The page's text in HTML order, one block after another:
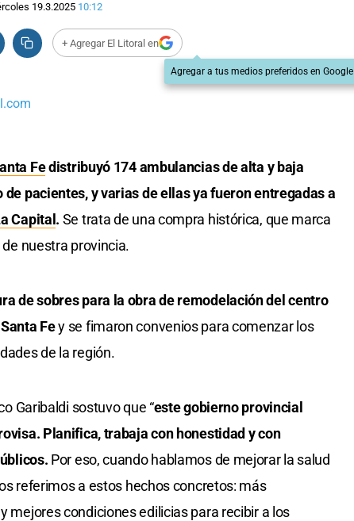
19.3.2025 10:12
+ Agregar El Litoral en
Agregar a tus medios preferidos en Google
Fedistribuyó 174 ambulancias de alta y baja
pacientes, y varias de ellas ya fueron entregadas a
Capital . Se trata de una compra histórica, que marca
nuestra provincia.
de sobres para la obra de remodelación del centro
Fey se fimaron convenios para comenzar los
de la región.
Garibaldi sostuvo que “este gobierno provincial
Planifica, trabaja con honestidad y con
Por eso, cuando hablamos de mejorar la salud
referimos a estos hechos concretos: más
mejores condiciones edilicias para recibir a los